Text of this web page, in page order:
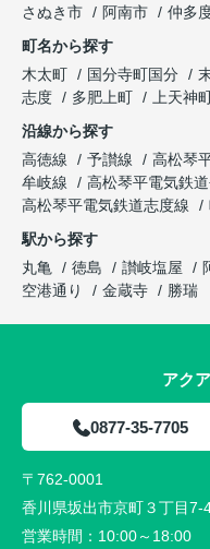
さぬき市
阿南市 仲多
町名から探す
木太町
国分寺町国分
志度
多肥上町 上天神
沿線から探す
高徳線
予讃線 高松琴
牟岐線
高松琴平電気鉄
高松琴平電気鉄道志度線
駅から探す
丸亀
徳島 讃岐塩屋
空港通り
金蔵寺 勝瑞
アク
0877-35-7705
〒762-0001
香川県坂出市京町３丁目7-
営業時間： 10:00～18:00